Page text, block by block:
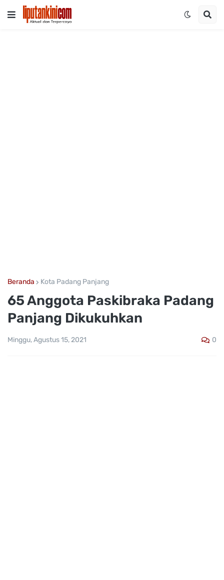
Beranda Kota Padang Panjang
65 Anggota Paskibraka Padang
Panjang Dikukuhkan
Minggu, Agustus 15, 2021 0